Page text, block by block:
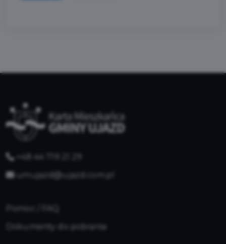
+48 44 719 21 29
umujazd@ujazd.com.pl
Dokumenty do pobrania